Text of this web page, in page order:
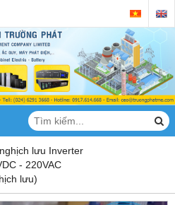
lưu Inverter
- 220VAC
lưu)